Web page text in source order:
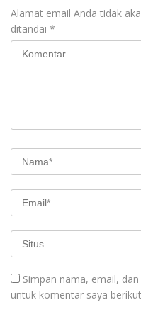
Alamat email Anda tidak
ditandai *
Simpan nama, email,
untuk komentar saya